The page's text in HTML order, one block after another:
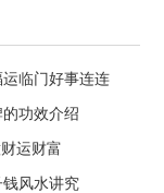
临门好事连连
功效介绍
运财富
风水讲究